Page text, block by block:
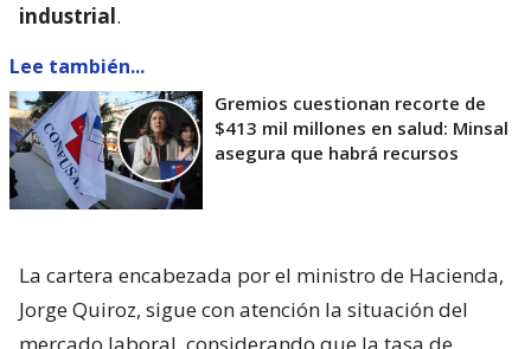
industrial.
Lee también...
Gremios cuestionan recorte de
$413 mil millones en salud: Minsal
asegura que habrá recursos
La cartera encabezada por el ministro de Hacienda,
Jorge Quiroz, sigue con atención la situación del
mercado laboral, considerando que la tasa de